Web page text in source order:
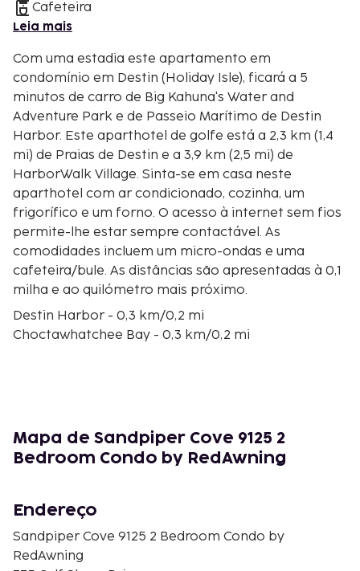
Cafeteira
Leia mais
Com uma estadia este apartamento em
condomínio em Destin (Holiday Isle), ficará a 5
minutos de carro de Big Kahuna's Water and
Adventure Park e de Passeio Marítimo de Destin
Harbor. Este aparthotel de golfe está a 2,3 km (1,4
mi) de Praias de Destin e a 3,9 km (2,5 mi) de
HarborWalk Village. Sinta-se em casa neste
aparthotel com ar condicionado, cozinha, um
frigorífico e um forno. O acesso à internet sem fios
permite-lhe estar sempre contactável. As
comodidades incluem um micro-ondas e uma
cafeteira/bule. As distâncias são apresentadas à 0,1
milha e ao quilómetro mais próximo.
Destin Harbor - 0,3 km/0,2 mi
Choctawhatchee Bay - 0,3 km/0,2 mi
Jolee Island Nature Park - 2,4 km/1,5 mi
Shoreline Village Mall - 2,5 km/1,5 mi
The Track Family Recreation Center - 2,6 km/1,6 mi
Nancy Weidenhamer Dog Park - 3,2 km/2 mi
Nancy Weidenhamer Dog Park - 3,2 km/2 mi
Centro Desportivo de Morgan - 3,4 km/2,1 mi
AJ’s Seafood & Oyster Bar - 3,6 km/2,3 mi
Mapa de Sandpiper Cove 9125 2
Bedroom Condo by RedAwning
Endereço
Sandpiper Cove 9125 2 Bedroom Condo by
RedAwning